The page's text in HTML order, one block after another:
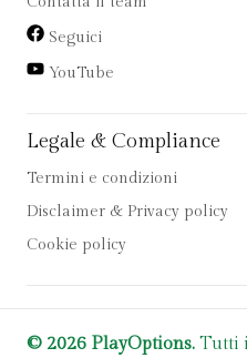
Seguici
YouTube
Legale & Compliance
Termini e condizioni
Disclaimer & Privacy policy
Cookie policy
© 2026 PlayOptions. Tutti